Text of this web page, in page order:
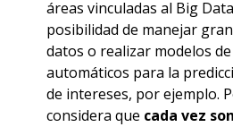
áreas vinculadas al Big
posibilidad de manejar
datos o realizar modelos
automáticos para la
de intereses, por ejemplo.
considera que cada vez